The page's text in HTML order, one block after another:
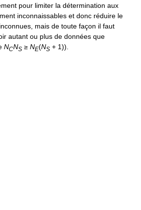
pour limiter la détermination aux
inconnaissables et donc réduire le
mais de toute façon il faut
autant ou plus de données que
NCNS ≥ NE(NS + 1)).